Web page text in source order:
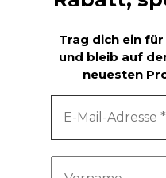
Trag dich ein
und bleib auf
neuesten